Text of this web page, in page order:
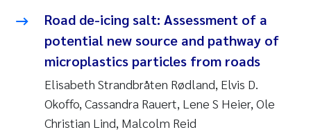
Road de-icing salt: Assessment of a
potential new source and pathway of
microplastics particles from roads
Elisabeth Strandbråten Rødland, Elvis D.
Okoffo, Cassandra Rauert, Lene S Heier, Ole
Christian Lind, Malcolm Reid